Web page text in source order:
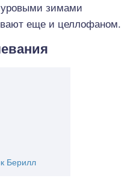
зимами
еще и целлофаном.
Берилл